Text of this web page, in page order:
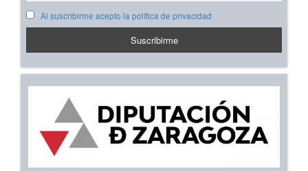
Al suscribirme acepto la política de privacidad